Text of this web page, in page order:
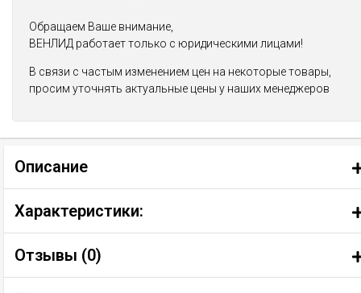
Обращаем Ваше внимание,
ВЕНЛИД работает только с юридическими лицами!
В связи с частым изменением цен на некоторые товары,
просим уточнять актуальные цены у наших менеджеров
Описание
Характеристики:
Отзывы (0)